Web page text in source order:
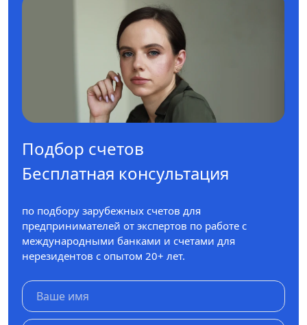
Подбор счетов
Бесплатная консультация
по подбору зарубежных счетов для
предпринимателей от экспертов по работе с
международными банками и счетами для
нерезидентов с опытом 20+ лет.